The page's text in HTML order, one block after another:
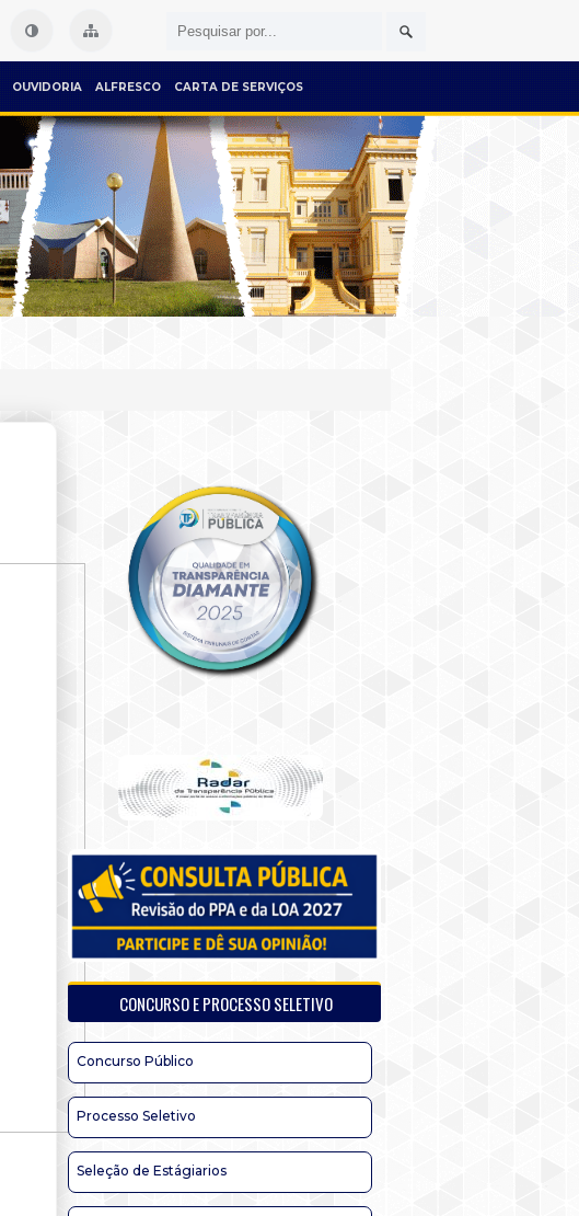
OUVIDORIA ALFRESCO CARTA DE SERVIÇOS
CONCURSO E PROCESSO SELETIVO
Concurso Público
Processo Seletivo
Seleção de Estágiarios